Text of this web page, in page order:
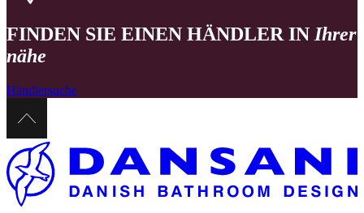
FINDEN SIE EINEN HÄNDLER IN Ihrer
nähe
Händlersuche